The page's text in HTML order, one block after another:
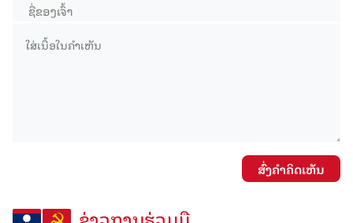
ສົ່ງຄໍາຄິດເຫັນ